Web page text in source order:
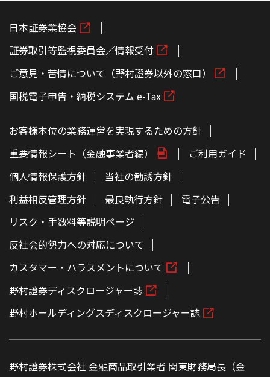
日本証券業協会
証券取引等監視委員会／情報受付
ご意見・苦情について（野村證券以外の窓口）
国税電子申告・納税システム e-Tax
お客様本位の業務運営を実現するための方針
重要情報シート（金融事業者編）
ご利用ガイド
個人情報保護方針
当社の勧誘方針
利益相反管理方針
最良執行方針
電子公告
リスク・手数料等説明ページ
反社会的勢力への対応について
カスタマー・ハラスメントについて
野村證券ディスクロージャー誌
野村ホールディングスディスクロージャー誌
野村證券株式会社 金融商品取引業者 関東財務局長（金